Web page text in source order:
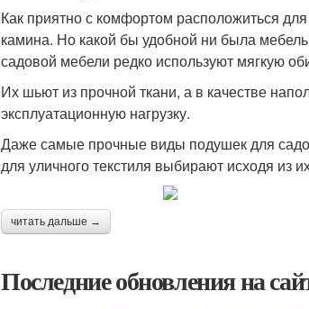
Как приятно с комфортом расположиться
камина. Но какой бы удобной ни была
садовой мебели редко используют мягкую
Их шьют из прочной ткани, а в качестве
эксплуатационную нагрузку.
Даже самые прочные виды подушек для
для уличного текстиля выбирают исходя из
читать дальше →
Последние обновления на